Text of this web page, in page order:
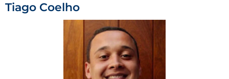
Tiago Coelho